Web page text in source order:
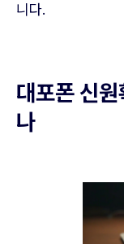
니다.
대포폰 신
나